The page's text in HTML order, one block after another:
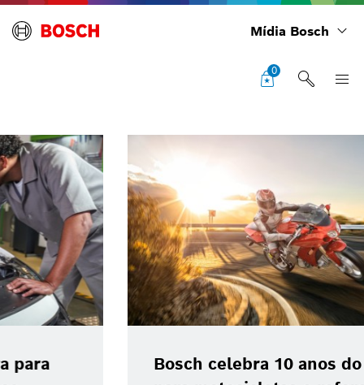
Mídia Bosch
0
Bosch celebra 10 anos do ABS 10